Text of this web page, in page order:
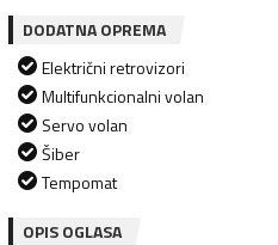
DODATNA OPREMA
Električni retrovizori
Multifunkcionalni volan
Servo volan
Šiber
Tempomat
OPIS OGLASA